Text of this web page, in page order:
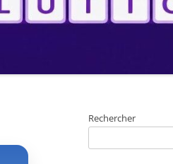
Rechercher